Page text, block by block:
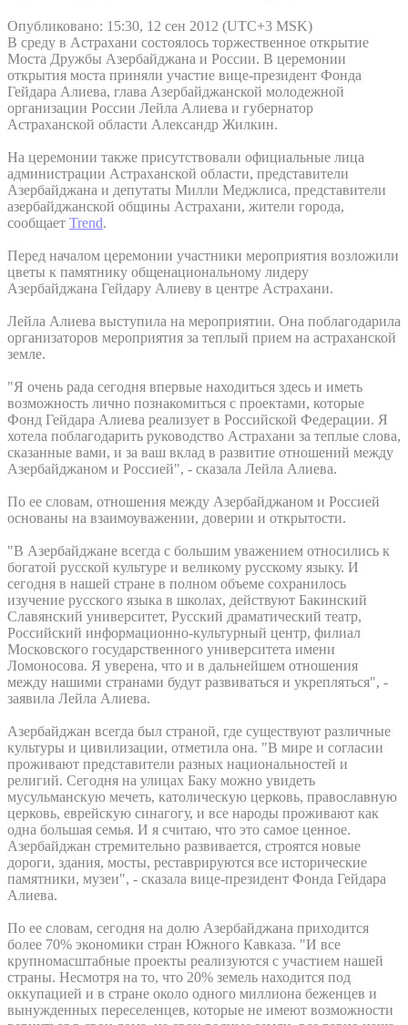
Опубликовано: 15:30, 12 сен 2012 (UTC+3 MSK)
В среду в Астрахани состоялось торжественное открытие
Моста Дружбы Азербайджана и России. В церемонии
открытия моста приняли участие вице-президент Фонда
Гейдара Алиева, глава Азербайджанской молодежной
организации России Лейла Алиева и губернатор
Астраханской области Александр Жилкин.
На церемонии также присутствовали официальные лица
администрации Астраханской области, представители
Азербайджана и депутаты Милли Меджлиса, представители
азербайджанской общины Астрахани, жители города,
сообщает Trend.
Перед началом церемонии участники мероприятия возложили
цветы к памятнику общенациональному лидеру
Азербайджана Гейдару Алиеву в центре Астрахани.
Лейла Алиева выступила на мероприятии. Она поблагодарила
организаторов мероприятия за теплый прием на астраханской
земле.
"Я очень рада сегодня впервые находиться здесь и иметь
возможность лично познакомиться с проектами, которые
Фонд Гейдара Алиева реализует в Российской Федерации. Я
хотела поблагодарить руководство Астрахани за теплые слова,
сказанные вами, и за ваш вклад в развитие отношений между
Азербайджаном и Россией", - сказала Лейла Алиева.
По ее словам, отношения между Азербайджаном и Россией
основаны на взаимоуважении, доверии и открытости.
"В Азербайджане всегда с большим уважением относились к
богатой русской культуре и великому русскому языку. И
сегодня в нашей стране в полном объеме сохранилось
изучение русского языка в школах, действуют Бакинский
Славянский университет, Русский драматический театр,
Российский информационно-культурный центр, филиал
Московского государственного университета имени
Ломоносова. Я уверена, что и в дальнейшем отношения
между нашими странами будут развиваться и укрепляться", -
заявила Лейла Алиева.
Азербайджан всегда был страной, где существуют различные
культуры и цивилизации, отметила она. "В мире и согласии
проживают представители разных национальностей и
религий. Сегодня на улицах Баку можно увидеть
мусульманскую мечеть, католическую церковь, православную
церковь, еврейскую синагогу, и все народы проживают как
одна большая семья. И я считаю, что это самое ценное.
Азербайджан стремительно развивается, строятся новые
дороги, здания, мосты, реставрируются все исторические
памятники, музеи", - сказала вице-президент Фонда Гейдара
Алиева.
По ее словам, сегодня на долю Азербайджана приходится
более 70% экономики стран Южного Кавказа. "И все
крупномасштабные проекты реализуются с участием нашей
страны. Несмотря на то, что 20% земель находится под
оккупацией и в стране около одного миллиона беженцев и
вынужденных переселенцев, которые не имеют возможности